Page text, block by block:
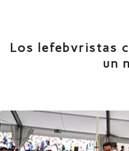
Los lefebvristas
un